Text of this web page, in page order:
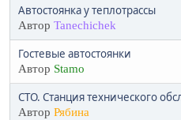
Автостоянка у теплотрассы
Автор Tanechichek
Гостевые автостоянки
Автор Stamo
СТО. Станция технического
Автор Рябина